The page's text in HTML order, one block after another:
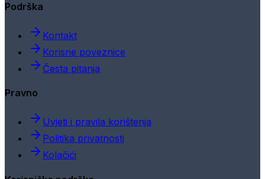
Podrška
Kontakt
Korisne poveznice
Česta pitanja
Pravno
Uvjeti i pravila korištenja
Politika privatnosti
Kolačići